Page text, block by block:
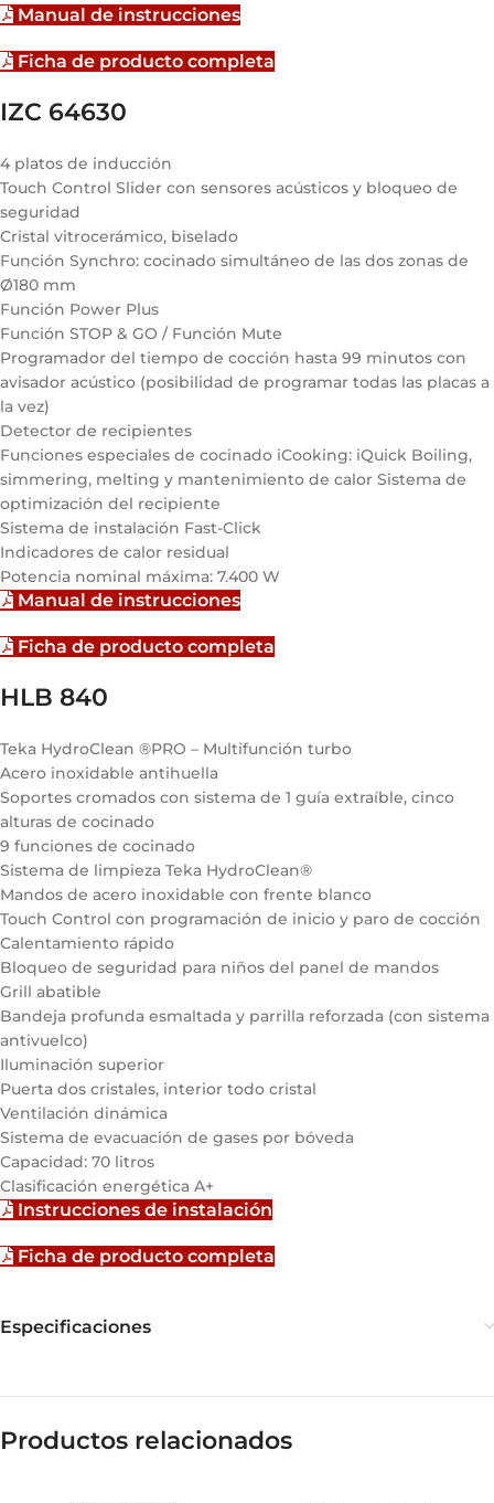
Manual de instrucciones
Ficha de producto completa
IZC 64630
4 platos de inducción
Touch Control Slider con sensores acústicos y bloqueo de
seguridad
Cristal vitrocerámico, biselado
Función Synchro: cocinado simultáneo de las dos zonas de
Ø180 mm
Función Power Plus
Función STOP & GO / Función Mute
Programador del tiempo de cocción hasta 99 minutos con
avisador acústico (posibilidad de programar todas las placas a
la vez)
Detector de recipientes
Funciones especiales de cocinado iCooking: iQuick Boiling,
simmering, melting y mantenimiento de calor Sistema de
optimización del recipiente
Sistema de instalación Fast-Click
Indicadores de calor residual
Potencia nominal máxima: 7.400 W
Manual de instrucciones
Ficha de producto completa
HLB 840
Teka HydroClean ®PRO – Multifunción turbo
Acero inoxidable antihuella
Soportes cromados con sistema de 1 guía extraíble, cinco
alturas de cocinado
9 funciones de cocinado
Sistema de limpieza Teka HydroClean®
Mandos de acero inoxidable con frente blanco
Touch Control con programación de inicio y paro de cocción
Calentamiento rápido
Bloqueo de seguridad para niños del panel de mandos
Grill abatible
Bandeja profunda esmaltada y parrilla reforzada (con sistema
antivuelco)
Iluminación superior
Puerta dos cristales, interior todo cristal
Ventilación dinámica
Sistema de evacuación de gases por bóveda
Capacidad: 70 litros
Clasificación energética A+
Instrucciones de instalación
Ficha de producto completa
Especificaciones
Productos relacionados